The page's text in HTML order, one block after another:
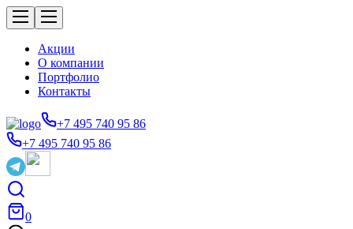
Акции
О компании
Портфолио
Контакты
+7 495 740 95 86
+7 495 740 95 86
0